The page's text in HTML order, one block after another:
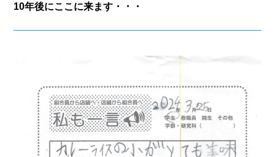
10年後にここに来ます・・・